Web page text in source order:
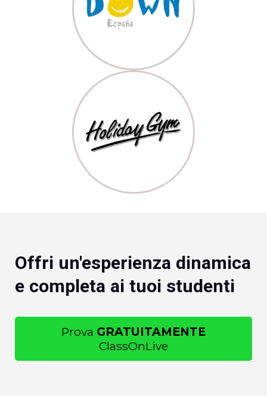
Offri un'esperienza dinamica
e completa ai tuoi studenti
Prova GRATUITAMENTE
ClassOnLive